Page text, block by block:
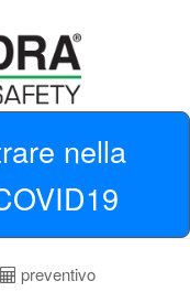
nella
preventivo